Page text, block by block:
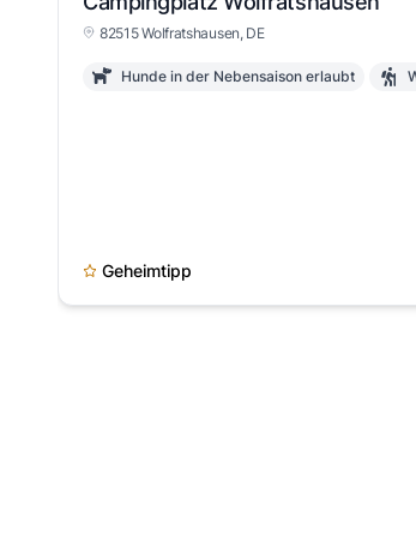
82515 Wolfratshausen, DE
Hunde in der Nebensaison erlaubt
Geheimtipp